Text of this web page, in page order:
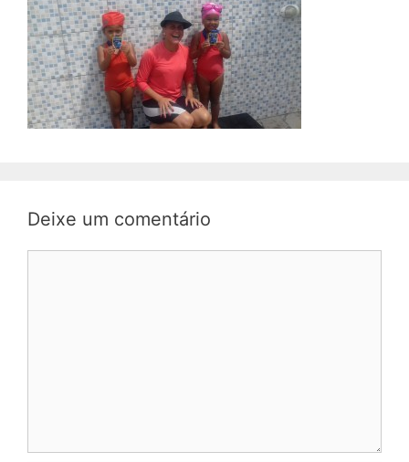
Deixe um comentário